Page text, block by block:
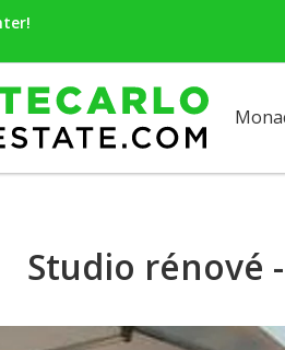
Studio rénové